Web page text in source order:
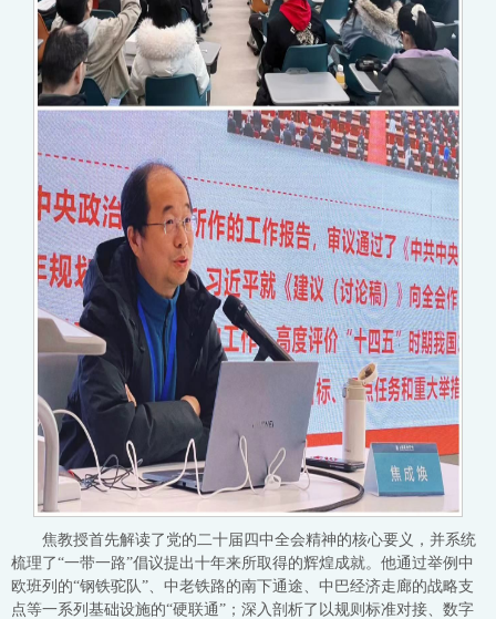
焦教授首先解读了党的二十届四中全会精神的核心要义，并系统
梳理了“一带一路”倡议提出十年来所取得的辉煌成就。他通过举例中
欧班列的“钢铁驼队”、中老铁路的南下通途、中巴经济走廊的战略支
点等一系列基础设施的“硬联通”；深入剖析了以规则标准对接、数字